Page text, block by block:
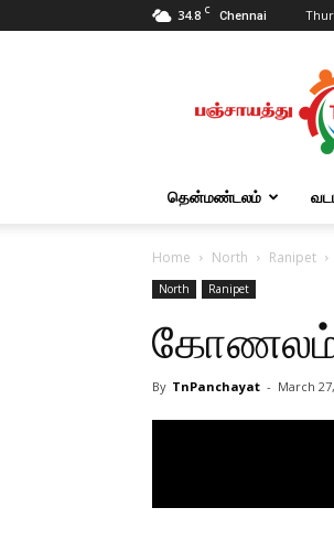
34.8 C Chennai
தென்மண்டலம்
Home North Ranipet
North Ranipet
கோணலம்
By TnPanchayat - March